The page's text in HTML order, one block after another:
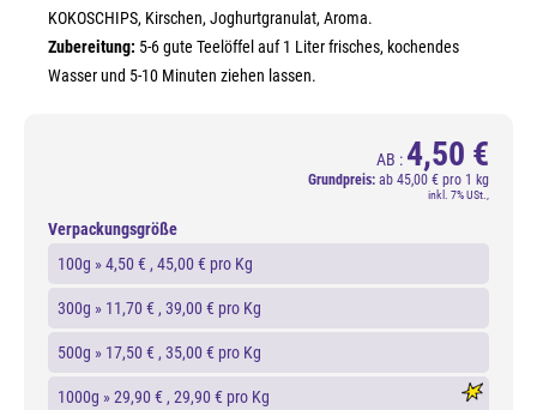
KOKOSCHIPS, Kirschen, Joghurtgranulat, Aroma.
Zubereitung: 5-6 gute Teelöffel auf 1 Liter frisches, kochendes
Wasser und 5-10 Minuten ziehen lassen.
AB : 4,50 €
Grundpreis: ab 45,00 € pro 1 kg
inkl. 7% USt.,
Verpackungsgröße
100g »4,50 € , 45,00 € pro Kg
300g » 11,70 € , 39,00 € pro Kg
500g » 17,50 € , 35,00 € pro Kg
1000g »29,90 € , 29,90 € pro Kg